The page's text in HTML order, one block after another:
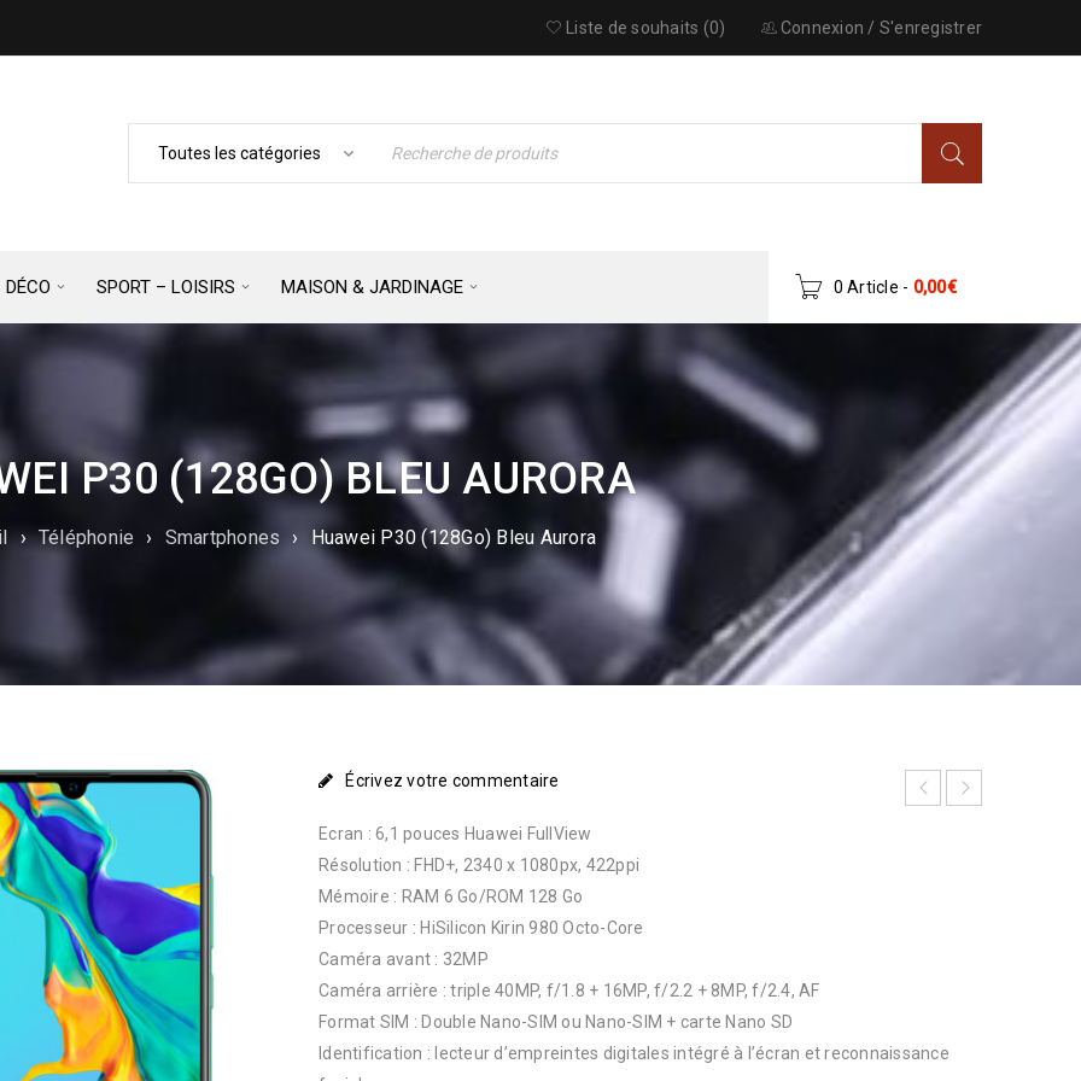
Connexion / S'enregistrer
Liste de souhaits (0)
SPORT – LOISIRS MAISON & JARDINAGE 0 Article - 0,00€
P30 (128GO) BLEU AURORA
› Téléphonie › Smartphones › Huawei P30 (128Go) Bleu Aurora
Écrivez votre commentaire
Ecran : 6,1 pouces Huawei FullView
Résolution : FHD+, 2340 x 1080px, 422ppi
Mémoire : RAM 6 Go/ROM 128 Go
Processeur : HiSilicon Kirin 980 Octo-Core
Caméra avant : 32MP
Caméra arrière : triple 40MP, f/1.8 + 16MP, f/2.2 + 8MP, f/2.4, AF
Format SIM : Double Nano-SIM ou Nano-SIM + carte Nano SD
Identification : lecteur d’empreintes digitales intégré à l’écran et reconnaissance